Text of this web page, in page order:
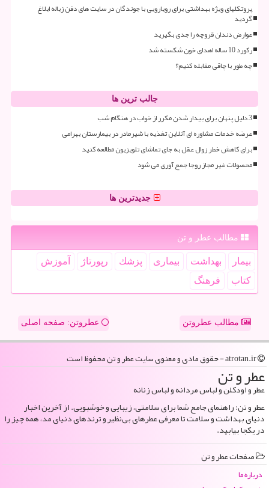
پروتکلهای ویژه بهداشتی برای رویارویی با جوندگان در سایت های دفن زباله ابلاغ
گردید
عوارض دندان قروچه را جدی بگیرید
رکورد 10 ساله اهدای خون شکسته شد
چه طور با چاقی مقابله کنیم؟
جالب ترین ها
3 دلیل پنهان برای بیدار شدن مکرر از خواب در هنگام شب
عرضه خدمات مشاوره ای آنلاین تغذیه با شیرمادر در بیمارستان بهرامی
برای کاهش خطر زوال عقل به جای تماشای تلویزیون مطالعه کنید
محصولات غیر مجاز روجا جمع آوری می شود
جدیدترین ها
مطالب عطر و تن
بیمار بهداشت بیماری پزشك رپورتاژ
آموزش
كتاب
فرهنگ
مطالب عطروتن عطروتن: صفحه اصلی
عطر و تن
عطر و اودکلن و لباس مردانه و لباس زنانه
عطر و تن: راهنمای جامع شما برای سلامتی، زیبایی و خوشبویی. از آخرین اخبار
دنیای بهداشت و سلامت تا معرفی عطرهای بی‌نظیر و ترندهای دنیای مد، همه چیز را
در یکجا بیابید.
صفحات عطر و تن
درباره ما